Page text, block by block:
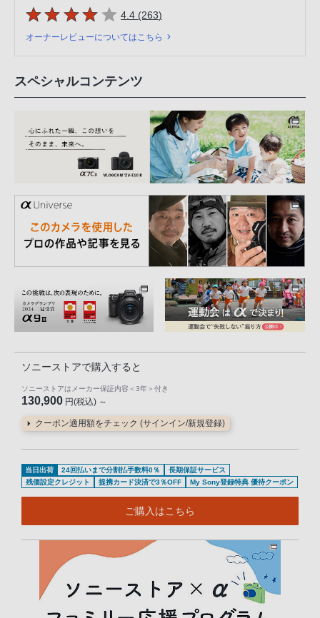
5つの星のうち
4.4 (263件のレビュー
)
オーナーレビューについてはこちら
スペシャルコンテンツ
ソニーストアで購入すると
ソニーストアはメーカー保証内容 ＜3年＞ 付き
130,900 円(税込) ～
クーポン適用額をチェック (サインイン/新規登録)
当日出荷 24回払いまで分割払手数料0％
長期保証サービス
残価設定クレジット
提携カード決済で3％OFF My Sony登録特典 優待クーポン
ご購入はこちら